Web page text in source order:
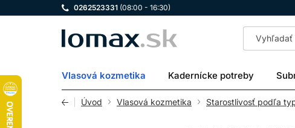
0262523331 (08:00 - 16:30)
LOMAX
Vlasová kozmetika Kadernícke potreby
Úvod Vlasová kozmetika Starostlivosť podľa